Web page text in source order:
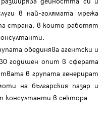
в най-голямата мрежа
страна, в които работят
обединява агентски и
годишен опит в сферата
в групата генерират
на българския пазар и
консултанти в сектора.